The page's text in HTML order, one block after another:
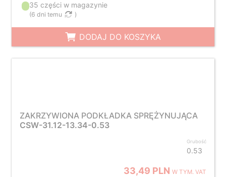
35 części w magazynie
(6 dni temu )
DODAJ DO KOSZYKA
ZAKRZYWIONA PODKŁADKA SPRĘŻYNUJĄCA
CSW-31.12-13.34-0.53
Grubość
0.53
33,49 PLNW TYM. VAT